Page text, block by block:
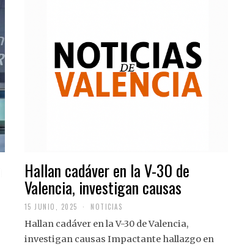
Hallan cadáver en la V-30 de
Valencia, investigan causas
15 JUNIO, 2025 NOTICIAS
Hallan cadáver en la V-30 de Valencia,
investigan causas Impactante hallazgo en